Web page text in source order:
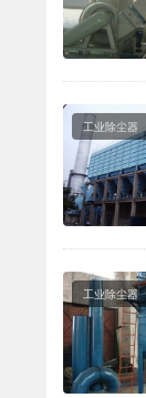
工业除尘器
工业除尘器